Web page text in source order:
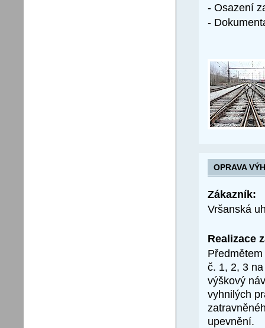
- Osazení
-
OPRAVA
Zákazník:
Vršanská
Realizace
č. 1, 2, 3
výškový
vyhnilých
upevnění.